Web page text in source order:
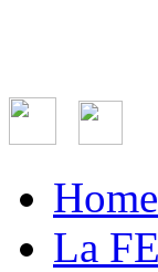
Home
La